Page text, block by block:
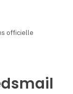
officielle